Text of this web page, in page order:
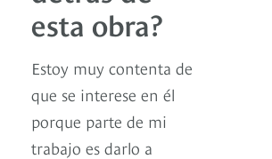
esta obra?
Estoy muy contenta de
que se interese en él
porque parte de mi
trabajo es darlo a